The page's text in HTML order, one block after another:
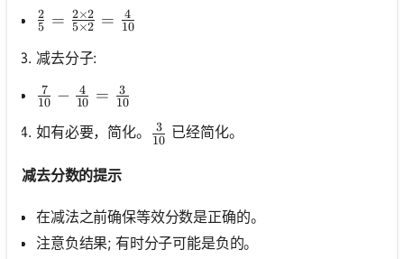
\frac{2}{5}=\frac{2 \times 2}{5 \times
5
2 = 5×2
2×2 = 10
4
减去分子:
\frac{7}{10}-\frac{4}{10}=\frac{3}{10}
10
7 − 10
4 = 10
3
如有必要，简化。 \frac{3}{10}
10
3 已经简化。
减去分数的提示
在减法之前确保等效分数是正确的。
注意负结果; 有时分子可能是负的。